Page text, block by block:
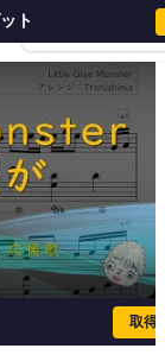
会員登録・ログイ
ト
(第96回全国高等学
取得